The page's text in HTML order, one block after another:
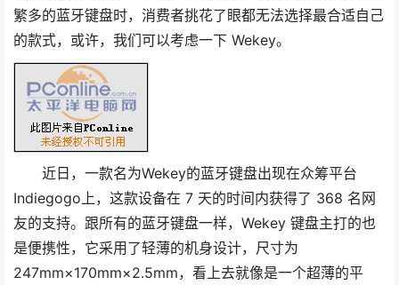
繁多的蓝牙键盘时，消费者挑花了眼都无法选择最合适自己
的款式，或许，我们可以考虑一下 Wekey。
近日，一款名为Wekey的蓝牙键盘出现在众筹平台
Indiegogo上，这款设备在 7 天的时间内获得了 368 名网
友的支持。跟所有的蓝牙键盘一样，Wekey 键盘主打的也
是便携性，它采用了轻薄的机身设计，尺寸为
247mm×170mm×2.5mm，看上去就像是一个超薄的平